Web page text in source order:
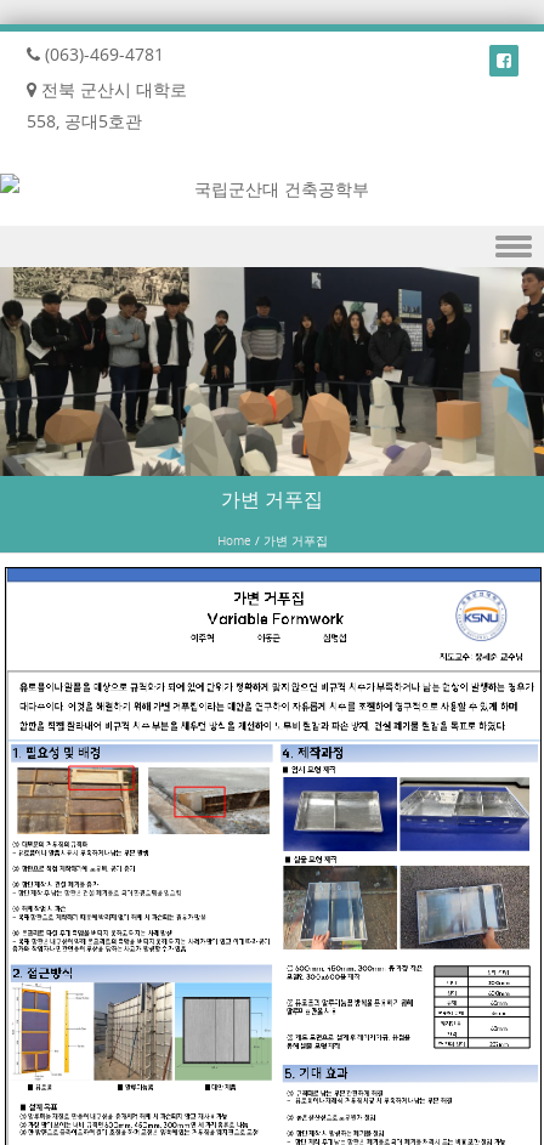
(063)-469-4781
전북 군산시 대학로
558, 공대5호관
Skip to content
가변 거푸집
Home / 가변 거푸집